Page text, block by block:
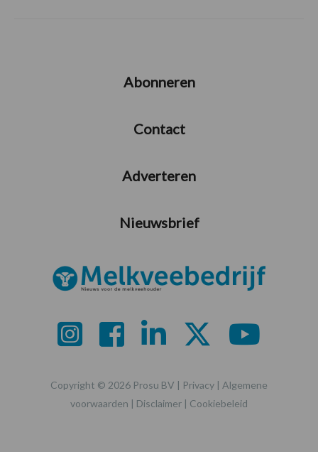
Abonneren
Contact
Adverteren
Nieuwsbrief
Copyright © 2026 Prosu BV | Privacy | Algemene
voorwaarden | Disclaimer | Cookiebeleid